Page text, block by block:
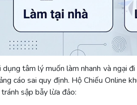
dụng tâm lý muốn làm nhanh và ngại
cáo sai quy định. Hộ Chiếu Online
sập bẫy lừa đảo: